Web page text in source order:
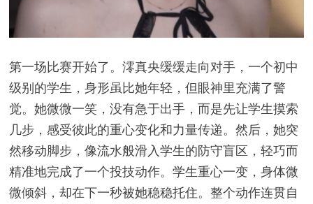
第一场比赛开始了。澪真央缓缓走向对手，一个初中
级别的学生，身形虽比她年轻，但眼神里充满了警
觉。她微微一笑，没有急于出手，而是先让学生摸索
几步，感受彼此的重心变化和力量传递。然后，她突
然移动脚步，像流水般滑入学生的防守盲区，轻巧而
精准地完成了一个投技动作。学生重心一变，身体微
微倾斜，却在下一秒被她稳稳托住。整个动作连贯自